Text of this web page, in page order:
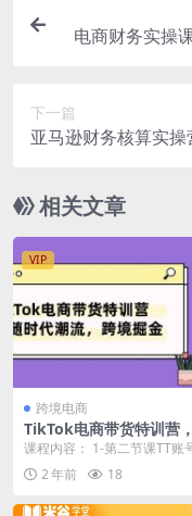
电商财务实操
下一篇
亚马逊财务核算实
相关文章
VIP
跨境电商
TikTok电商带货特训营
时代潮流，跨境掘金（8
课）
课程内容： 1-第二节课TT账
运营 2-第三节TK素材收集及
第四...2 年前 18